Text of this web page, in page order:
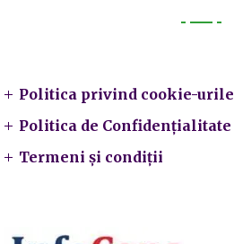
Politica privind cookie-urile
Politica de Confidențialitate
Termeni și condiții